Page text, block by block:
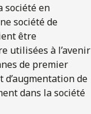
société en
société de
être
utilisées à l’avenir
de premier
d’augmentation de
dans la société